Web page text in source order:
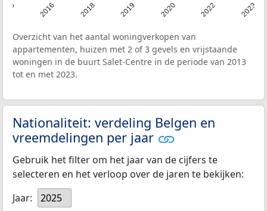
2016 2018 2019 2020 2022 2023
Overzicht van het aantal woningverkopen van
appartementen, huizen met 2 of 3 gevels en vrijstaande
woningen in de buurt Salet-Centre in de periode van 2013
tot en met 2023.
Nationaliteit: verdeling Belgen en
vreemdelingen per jaar
Gebruik het filter om het jaar van de cijfers te
selecteren en het verloop over de jaren te bekijken:
Jaar:
2025